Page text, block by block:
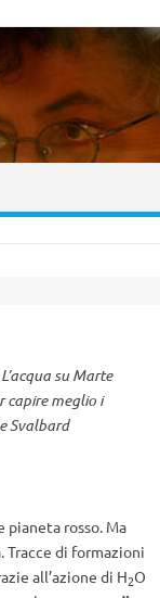
su Marte
capire meglio i
Svalbard
pianeta rosso. Ma
Tracce di formazioni
all’azione di H2O